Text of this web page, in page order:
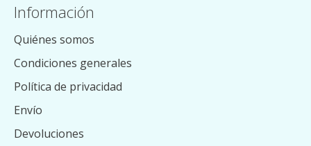
Información
Quiénes somos
Condiciones generales
Política de privacidad
Envío
Devoluciones